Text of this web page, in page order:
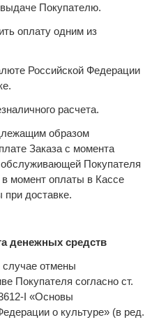
Покупателю.
оплату одним из
Российской Федерации
расчета.
образом
Заказа с момента
обслуживающей Покупателя
в момент оплаты в Кассе
доставке.
денежных средств
случае отмены
Покупателя согласно ст.
I «Основы
о культуре» (в ред.